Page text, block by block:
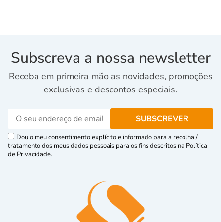
Subscreva a nossa newsletter
Receba em primeira mão as novidades, promoções
exclusivas e descontos especiais.
Dou o meu consentimento explícito e informado para a recolha /
tratamento dos meus dados pessoais para os fins descritos na Política
de Privacidade.